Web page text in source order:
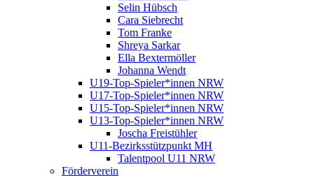
Selin Hübsch
Cara Siebrecht
Tom Franke
Shreya Sarkar
Ella Bextermöller
Johanna Wendt
U19-Top-Spieler*innen NRW
U17-Top-Spieler*innen NRW
U15-Top-Spieler*innen NRW
U13-Top-Spieler*innen NRW
Joscha Freistühler
U11-Bezirksstützpunkt MH
Talentpool U11 NRW
Förderverein